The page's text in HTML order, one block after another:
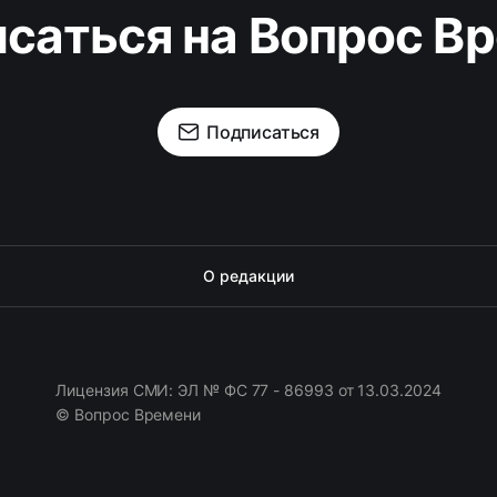
на Вопрос
Подписаться
О редакции
Лицензия СМИ: ЭЛ № ФС 77 - 86993 от 13.03.2024
© Вопрос Времени